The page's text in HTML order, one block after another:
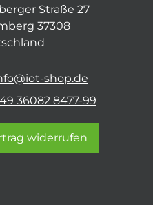
Straße 27
37308
shop.de
36082 8477-99
widerrufen